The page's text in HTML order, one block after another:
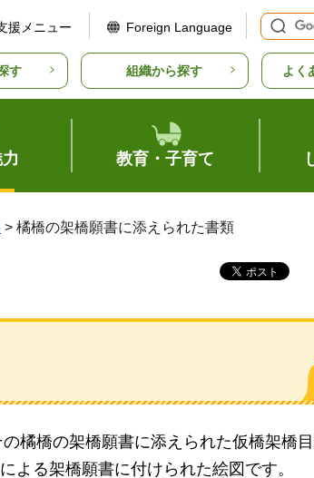
援メニュー Foreign Language
す 組織から探す よく
教育・子育て
> 橘橋の架橋願書に添えられた書類
橘橋の架橋願書に添えられた仮橋架橋
よる架橋願書に付けられた絵図です。